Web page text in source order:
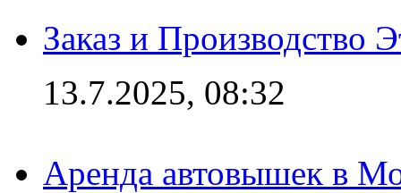
Заказ и Производство
13.7.2025, 08:32
Аренда автовышек в